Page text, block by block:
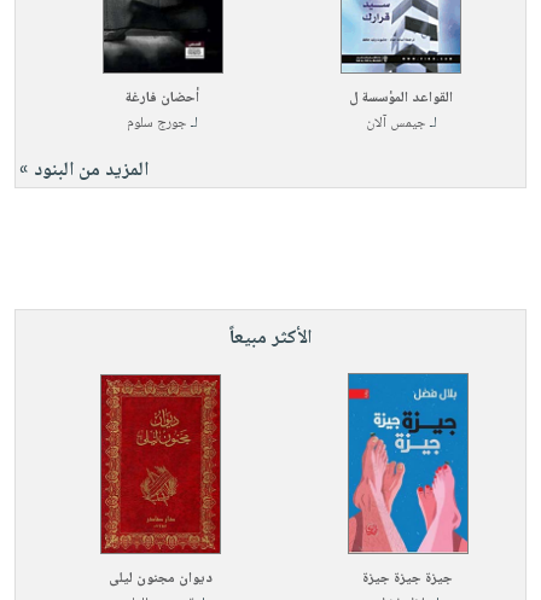
القواعد المؤسسة ل
لـجيمس آلان
أحضان فارغة
لـجورج سلوم
المزيد من البنود »
الأكثر مبيعاً
جيزة جيزة جيزة
ديوان مجنون ليلى